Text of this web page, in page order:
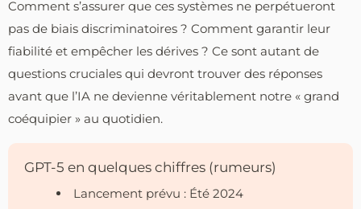
Comment s’assurer que ces systèmes ne perpétueront
pas de biais discriminatoires ? Comment garantir leur
fiabilité et empêcher les dérives ? Ce sont autant de
questions cruciales qui devront trouver des réponses
avant que l’IA ne devienne véritablement notre « grand
coéquipier » au quotidien.
GPT-5 en quelques chiffres (rumeurs)
Lancement prévu : Été 2024